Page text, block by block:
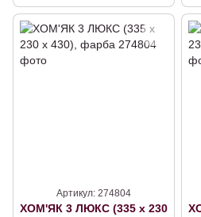
Артикул: 274804
ХОМ'ЯК 3 ЛЮКС (335 х 230